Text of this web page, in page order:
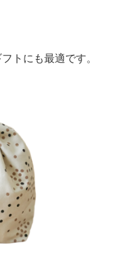
トにも最適です。